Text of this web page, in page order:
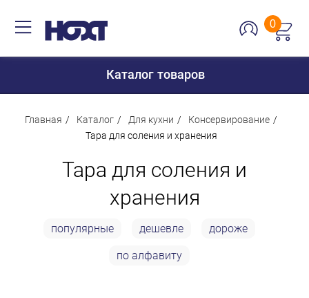
0
Каталог товаров
Для дома
Для дачи и отдыха
Главная Каталог Для кухни
Консервирование
Тара для соления и хранения
Тара для соления и
хранения
популярные дешевле дороже
по алфавиту